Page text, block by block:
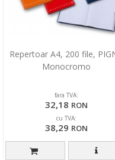
Repertoar A4, 200 file,
Monocromo
fara TVA:
32,18 RON
cu TVA:
38,29 RON